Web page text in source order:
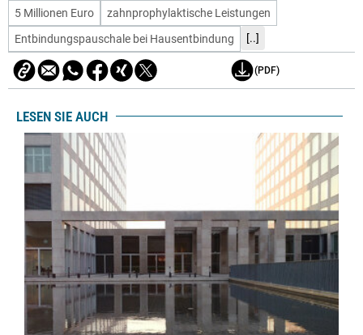
5 Millionen Euro
zahnprophylaktische Leistungen
Entbindungspauschale bei Hausentbindung
[..]
(PDF)
LESEN SIE AUCH